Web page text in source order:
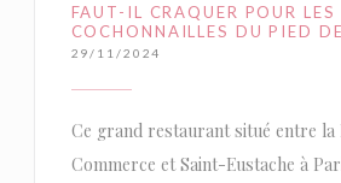
FAUT-IL CRAQUER POUR LES
COCHONNAILLES DU PIED
29/11/2024
Ce grand restaurant situé entre la
Commerce et Saint-Eustache à